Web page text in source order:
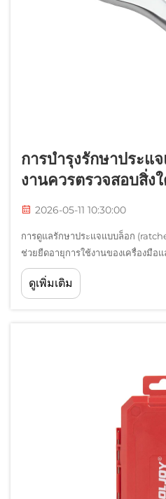
การบำรุงรักษาประแ
งานควรตรวจสอบสิ่ง
2026-05-11 10:30:00
การดูแลรักษาประแจแบบล็อก
ช่วยยืดอายุการใช้งานของเครื่องมือ
ถือได้ในระหว่างการใช้งานที่สำคัญ ซึ่
ระบุปัญหาที่อาจเกิดขึ้นก่อนที่จะนำไ
ดูเพิ่มเติม